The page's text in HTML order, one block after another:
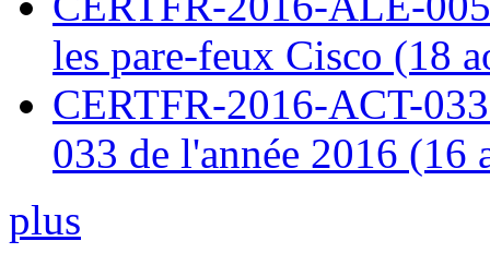
les pare-feux Cisco (18
CERTFR-2016-ACT-
033 de l'année 2016 (16
plus